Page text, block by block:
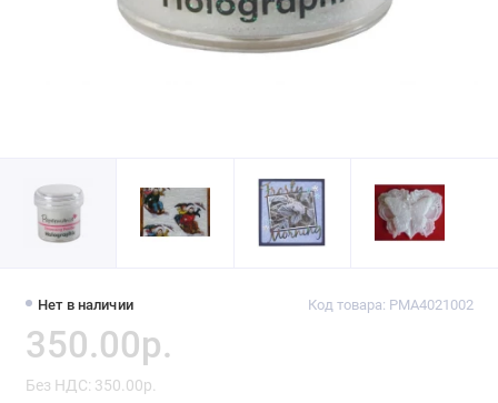
Нет в наличии Код товара: PMA4021002
350.00р.
Без НДС: 350.00р.